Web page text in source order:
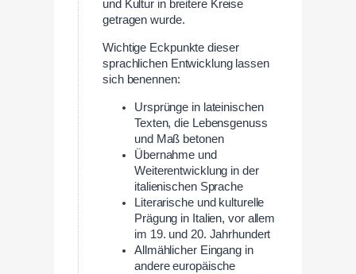
und Kultur in breitere Kreise
getragen wurde.
Wichtige Eckpunkte dieser
sprachlichen Entwicklung lassen
sich benennen:
Ursprünge in lateinischen
Texten, die Lebensgenuss
und Maß betonen
Übernahme und
Weiterentwicklung in der
italienischen Sprache
Literarische und kulturelle
Prägung in Italien, vor allem
im 19. und 20. Jahrhundert
Allmählicher Eingang in
andere europäische